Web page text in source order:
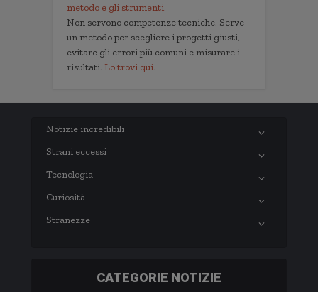
metodo e gli strumenti.
Non servono competenze tecniche. Serve
un metodo per scegliere i progetti giusti,
evitare gli errori più comuni e misurare i
risultati. Lo trovi qui.
Notizie incredibili
Strani eccessi
Tecnologia
Curiosità
Stranezze
CATEGORIE NOTIZIE